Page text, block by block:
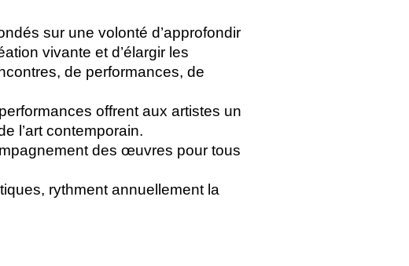
sur une volonté d’approfondir
vivante et d’élargir les
de performances, de
offrent aux artistes un
l’art contemporain.
des œuvres pour tous
rythment annuellement la